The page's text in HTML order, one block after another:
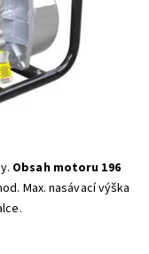
Obsah motoru 196
Max. nasávací výška